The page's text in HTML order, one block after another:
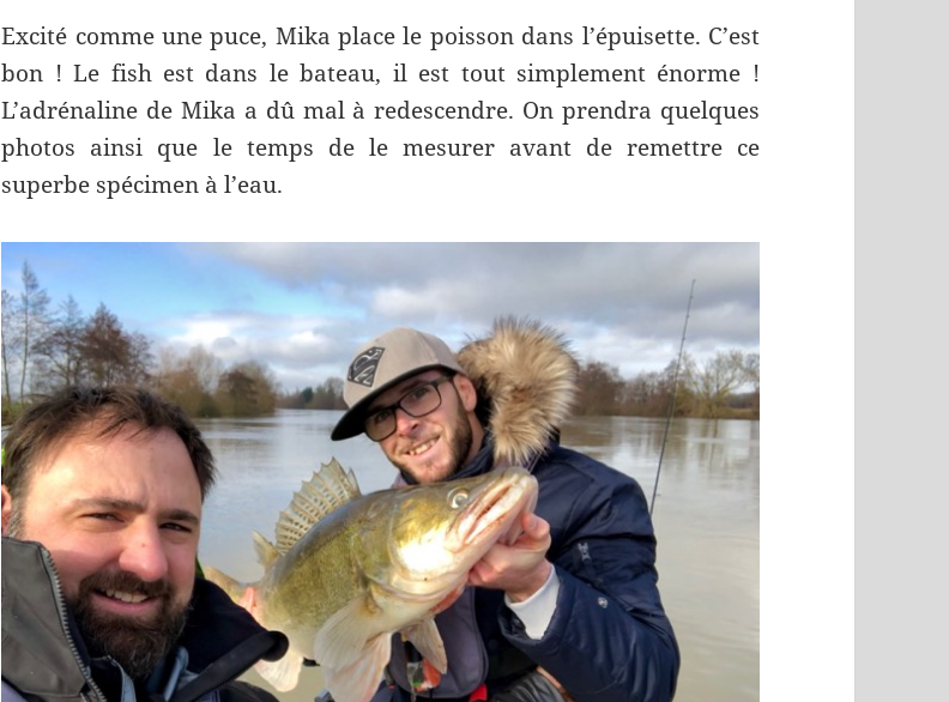
Excité comme une puce, Mika place le poisson dans l’épuisette. C’est
bon ! Le fish est dans le bateau, il est tout simplement énorme !
L’adrénaline de Mika a dû mal à redescendre. On prendra quelques
photos ainsi que le temps de le mesurer avant de remettre ce
superbe spécimen à l’eau.